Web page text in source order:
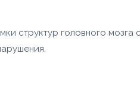
структур головного мозга